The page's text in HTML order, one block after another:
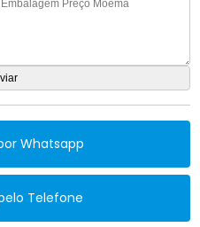
Whatsapp
Telefone